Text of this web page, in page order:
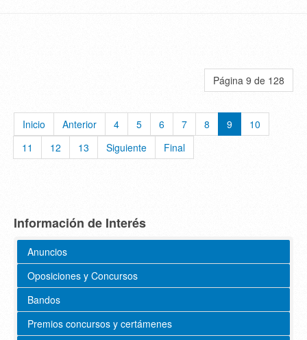
Página 9 de 128
Inicio Anterior 4 5 6 7 8 9
10
11
12 13 Siguiente Final
Información de Interés
Anuncios
Oposiciones y Concursos
Bandos
Premios concursos y certámenes